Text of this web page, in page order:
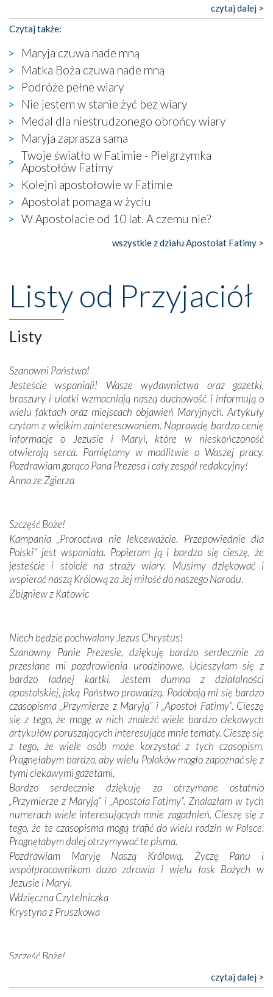
katolickiego kultu. Tylko co wspólnego z żywą,
autentyczną wiarą mogą mieć płaskie, szare bunkry albo
kaplice, w których Tabernakulum przypomina bardziej
skrzynkę na narzędzia? Albo co powiedzieć o ustawionym
tuż przy nowej bazylice wielkim krzyżu, na którym
zamiast Chrystusa umieszczono dziwaczną postać jakby
wyjętą ze starożytnych hieroglifów? W kulturowym
kontekście naszych czasów to raczej karykatura niż godny
wizerunek Zbawiciela…
Zatem nawet w bezpośrednim otoczeniu sanktuarium
naocznie przekonaliśmy się, że wewnątrz Kościoła toczy
się ogromna walka o kształt katolicyzmu i o serca
wierzących. Do czego to zmaganie może prowadzić,
widzieliśmy w urokliwym, niewielkim mieście Obidos,
gdzie w miejscu dawnego kościoła działa dzisiaj…
księgarnia.
Nasze pielgrzymkowe wyprawy, których celem były
wspaniałe klasztory w miasteczku Alcobaça czy w Batalhi,
Opatrznościową pomoc w wygranej bitwie o
niepodległość kraju. Zachwyt budziła potężna, a zarazem
misterna architektura tych monumentalnych dzieł,
wspaniałe zdobienia, dbałość ich twórców o detale,
połączenie talentów z wytrwałością i pracowitością
Podążyliśmy też śladami fatimskich wizjonerów – Łucji
dos Santos oraz świętych Hiacynty i Franciszka Marto.
Modliliśmy się przy ich grobach. Odprawiliśmy Drogę
Krzyżową w ich rodzinnych stronach, odwiedziliśmy
domy, w których żyli.
W miejscu objawień Matki Bożej zapaliliśmy świece
przywiezione wraz z intencjami powierzonymi nam przez
spotykaliśmy się z serdeczną otwartością
Portugalczyków. Podziwialiśmy ich ludową sztukę i
zwyczaje. Mimo że nasze kraje są od siebie bardzo
oddalone, w żaden sposób nie czuliśmy się obco.
Sprawiła to oczywiście sama Matka Boża, ale też
kulturowa bliskość biorąca swój początek w naszej
wspólnej wierze. Podczas wyjazdów do historycznych
mieliśmy okazję przekonać się, że Maryja swoją opieką
otacza nie tylko nasz naród, lecz wszystkie nacje, które
się Jej ufnie oddają, a także każdą osobę, która zawierza
Jej siebie oraz swych bliskich.
Dzieje Portugalii to również historia wierności Bogu i
odstępstw, także w życiu władców. Trudne momenty w
wymiarze tak osobistym, jak i zbiorowym, przypominają o
konieczności ciągłego zabiegania o własną duszę i o łaskę
Opatrzności. Wierność przynosi pomyślność –
przynajmniej w życiu duchowym. Odstępstwo owocuje
nieszczęściem i śmiercią. Te uniwersalne prawdy
przychodziły na myśl, gdy słuchaliśmy opowieści
przewodników o portugalskich monarchach i wodzach,
zwycięskich bitwach i nieszczęśliwych losach grzesznych
kochanków.
Byli tym razem pośród Apostołów Fatimy reprezentanci
każdego spośród żyjących pokoleń. Najmłodszy uczestnik
liczył sobie 13 lat, zaś senior, pan Zdzisław – już 94.
Całe życie marzyłem, by tu przyjechać
rozmowie.
bez obecności duszpasterza – księdza Krzysztofa.
wysłuchania Mszy Świętej, dawał on wyrazy swej
czytaj dalej >
Czytaj także:
Maryja czuwa nade mną
Matka Boża czuwa nade mną
Podróże pełne wiary
Nie jestem w stanie żyć bez wiary
Medal dla niestrudzonego obrońcy wiary
Maryja zaprasza sama
Twoje światło w Fatimie - Pielgrzymka
Apostołów Fatimy
Kolejni apostołowie w Fatimie
Apostolat pomaga w życiu
W Apostolacie od 10 lat. A czemu nie?
wszystkie z działu Apostolat Fatimy >
Listy od Przyjaciół
Listy
Szanowni Państwo!
Jesteście wspaniali! Wasze wydawnictwa oraz gazetki,
broszury i ulotki wzmacniają naszą duchowość i informują o
wielu faktach oraz miejscach objawień Maryjnych. Artykuły
czytam z wielkim zainteresowaniem. Naprawdę bardzo cenię
informacje o Jezusie i Maryi, które w nieskończoność
otwierają serca. Pamiętamy w modlitwie o Waszej pracy.
Pozdrawiam gorąco Pana Prezesa i cały zespół redakcyjny!
Anna ze Zgierza
Szczęść Boże!
Kampania „Proroctwa nie lekceważcie. Przepowiednie dla
Polski” jest wspaniała. Popieram ją i bardzo się cieszę, że
jesteście i stoicie na straży wiary. Musimy dziękować i
wspierać naszą Królową za Jej miłość do naszego Narodu.
Zbigniew z Katowic
Niech będzie pochwalony Jezus Chrystus!
Szanowny Panie Prezesie, dziękuję bardzo serdecznie za
przesłane mi pozdrowienia urodzinowe. Ucieszyłam się z
bardzo ładnej kartki. Jestem dumna z działalności
apostolskiej, jaką Państwo prowadzą. Podobają mi się bardzo
czasopisma „Przymierze z Maryją” i „Apostoł Fatimy”. Cieszę
się z tego, że mogę w nich znaleźć wiele bardzo ciekawych
artykułów poruszających interesujące mnie tematy. Cieszę się
z tego, że wiele osób może korzystać z tych czasopism.
Pragnęłabym bardzo, aby wielu Polaków mogło zapoznać się z
tymi ciekawymi gazetami.
Bardzo serdecznie dziękuję za otrzymane ostatnio
„Przymierze z Maryją” i „Apostoła Fatimy”. Znalazłam w tych
numerach wiele interesujących mnie zagadnień. Cieszę się z
tego, że te czasopisma mogą trafić do wielu rodzin w Polsce.
Pragnęłabym dalej otrzymywać te pisma.
Pozdrawiam Maryję Naszą Królową. Życzę Panu i
współpracownikom dużo zdrowia i wielu łask Bożych w
Jezusie i Maryi.
Wdzięczna Czytelniczka
Krystyna z Pruszkowa
Szczęść Boże!
to pismo, które bardzo sobie cenię i szanuję. Redagujecie
czytaj dalej >